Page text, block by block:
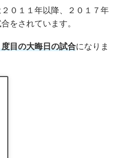
０１１年以降、２０１７年
をされています。
目の大晦日の試合になりま